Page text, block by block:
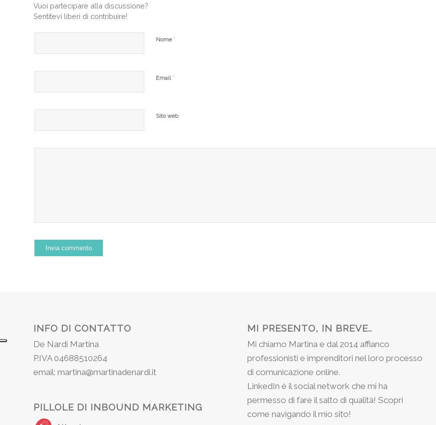
Vuoi partecipare alla discussione?
Sentitevi liberi di contribuire!
Nome *
Email *
Sito web
INFO DI CONTATTO
De Nardi Martina
P.IVA 04688510264
email: martina@martinadenardi.it
PILLOLE DI INBOUND MARKETING
MI PRESENTO, IN BREVE..
Mi chiamo Martina e dal 2014 affianco
professionisti e imprenditori nel loro processo
di comunicazione online.
LinkedIn è il social network che mi ha
permesso di fare il salto di qualità! Scopri
come navigando il mio sito!